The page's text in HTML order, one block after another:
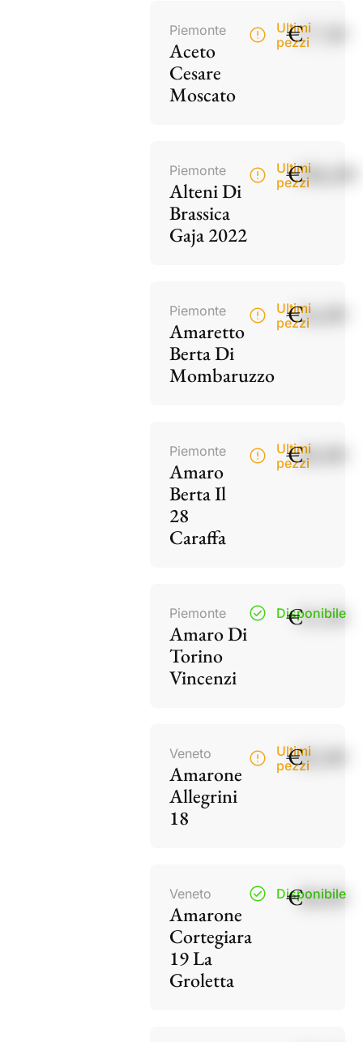
Piemonte
Aceto
Cesare
Moscato
Ultimi
pezzi
€17,50
Piemonte
Alteni Di
Brassica
Gaja 2022
Ultimi
pezzi
€186,00
Piemonte
Amaretto
Berta Di
Mombaruzzo
Ultimi
pezzi
€34,00
Piemonte
Amaro
Berta Il
28
Caraffa
Ultimi
pezzi
€40,00
Piemonte
Amaro Di
Torino
Vincenzi
Disponibile
€15,50
Veneto
Amarone
Allegrini
18
Ultimi
pezzi
€82,00
Veneto
Amarone
Cortegiara
19 La
Groletta
Disponibile
€38,00